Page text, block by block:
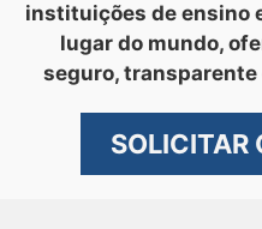
instituições de ensino
lugar do mundo,
seguro, transparente
SOLICITAR